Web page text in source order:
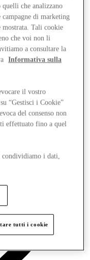
che analizzano
di marketing
mostrata. Tali cookie
che voi non li
a consultare la
Informativa sulla
il vostro
“Gestisci i Cookie”
del consenso non
effettuato fino a quel
condividiamo i dati,
tutti i cookie